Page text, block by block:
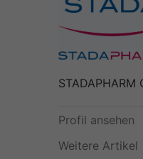
STADAPHARM
Profil ansehen
Weitere Artikel